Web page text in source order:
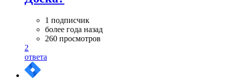
1 подписчик
более года назад
260 просмотров
2
ответа